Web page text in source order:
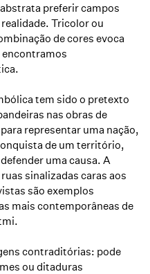
preferir campos
Tricolor ou
de cores evoca
encontramos
tem sido o pretexto
nas obras de
representar uma nação,
de um território,
uma causa. A
sinalizadas caras aos
são exemplos
mais contemporâneas de
contraditórias: pode
ou ditaduras